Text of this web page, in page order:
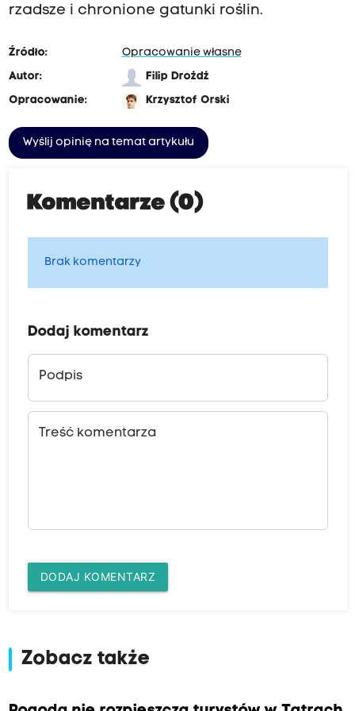
rzadsze i chronione gatunki roślin.
Źródło:
Opracowanie własne
Autor:
Filip Drożdż
Opracowanie:
Krzysztof Orski
Wyślij opinię na temat artykułu
Komentarze (0)
Brak komentarzy
Dodaj komentarz
Podpis
Treść komentarza
DODAJ KOMENTARZ
Zobacz także